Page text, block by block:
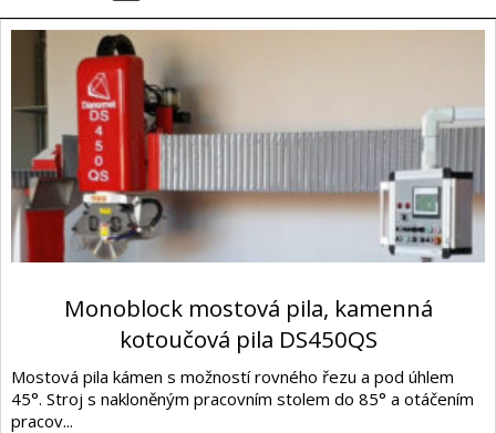
Monoblock mostová pila, kamenná
kotoučová pila DS450QS
Mostová pila kámen s možností rovného řezu a pod úhlem
45°. Stroj s nakloněným pracovním stolem do 85° a otáčením
pracov...